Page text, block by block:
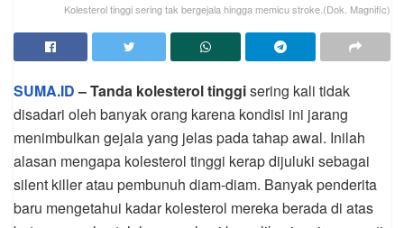
Kolesterol tinggi sering tak bergejala hingga memicu stroke.(Dok. Magnific)
SUMA.ID– Tanda kolesterol tinggisering kali tidak
disadari oleh banyak orang karena kondisi ini jarang
menimbulkan gejala yang jelas pada tahap awal. Inilah
alasan mengapa kolesterol tinggi kerap dijuluki sebagai
silent killer atau pembunuh diam-diam. Banyak penderita
baru mengetahui kadar kolesterol mereka berada di atas